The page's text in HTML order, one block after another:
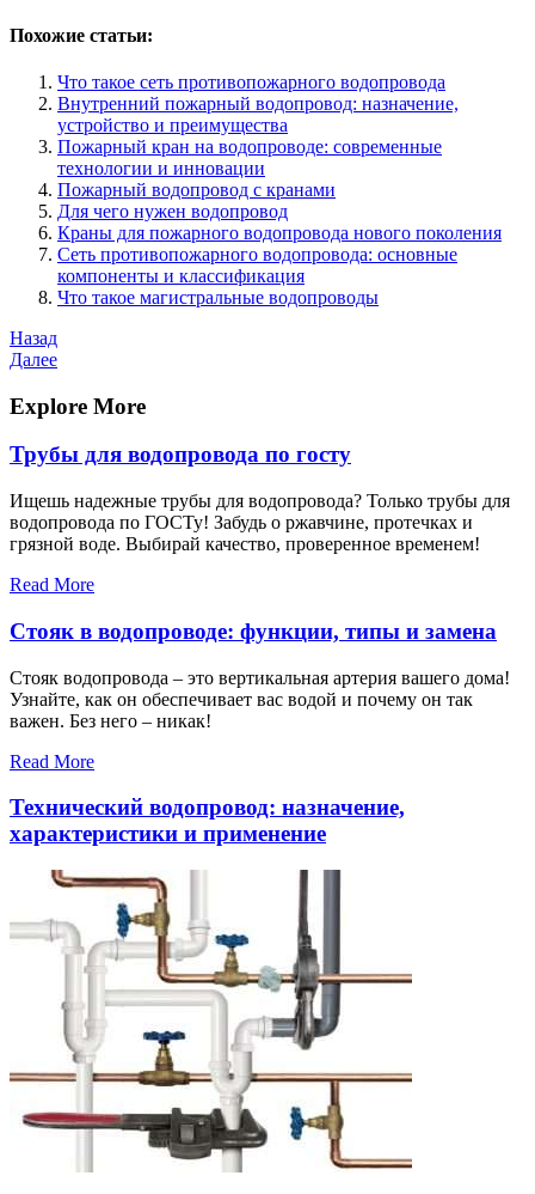
Похожие статьи:
Что такое сеть противопожарного водопровода
Внутренний пожарный водопровод: назначение,
устройство и преимущества
Пожарный кран на водопроводе: современные
технологии и инновации
Пожарный водопровод с кранами
Для чего нужен водопровод
Краны для пожарного водопровода нового поколения
Сеть противопожарного водопровода: основные
компоненты и классификация
Что такое магистральные водопроводы
Навигация
по
записям
Предыдущая
запись
Назад
Следующая
Далее
Explore More
Трубы для водопровода по госту
Ищешь надежные трубы для водопровода? Только трубы для
водопровода по ГОСТу! Забудь о ржавчине, протечках и
грязной воде. Выбирай качество, проверенное временем!
Read More
Стояк в водопроводе: функции, типы и замена
Стояк водопровода – это вертикальная артерия вашего дома!
Узнайте, как он обеспечивает вас водой и почему он так
важен. Без него – никак!
Read More
Технический водопровод: назначение,
характеристики и применение